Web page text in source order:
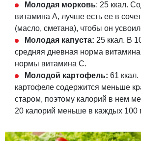
Молодая морковь: 25 ккал.
витамина А, лучше есть ее в
(масло, сметана), чтобы он
Молодая капуста: 25 ккал. В
средняя дневная норма
нормы витамина С.
Молодой картофель: 61
картофеле содержится меньше
старом, поэтому калорий в нем
20 калорий меньше в каждых 100